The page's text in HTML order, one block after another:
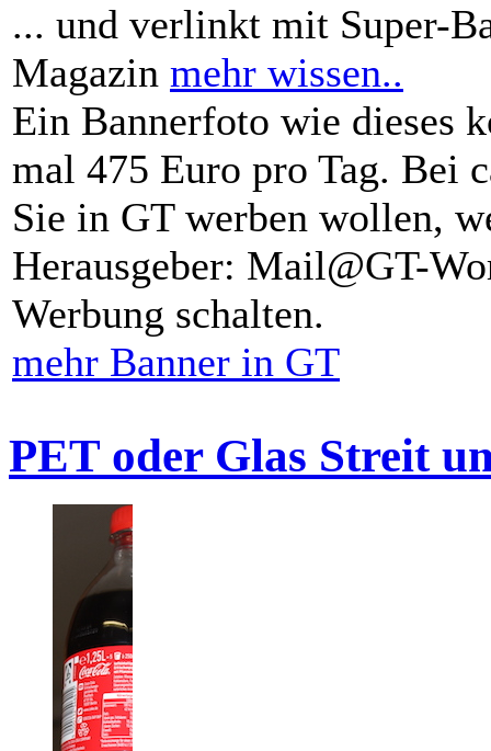
... und verlinkt mit Super-
Magazin mehr wissen..
Ein Bannerfoto wie dieses
mal 475 Euro pro Tag. Bei
Sie in GT werben wollen,
Herausgeber: Mail@GT-
Werbung schalten.
mehr Banner in GT
PET oder Glas Streit